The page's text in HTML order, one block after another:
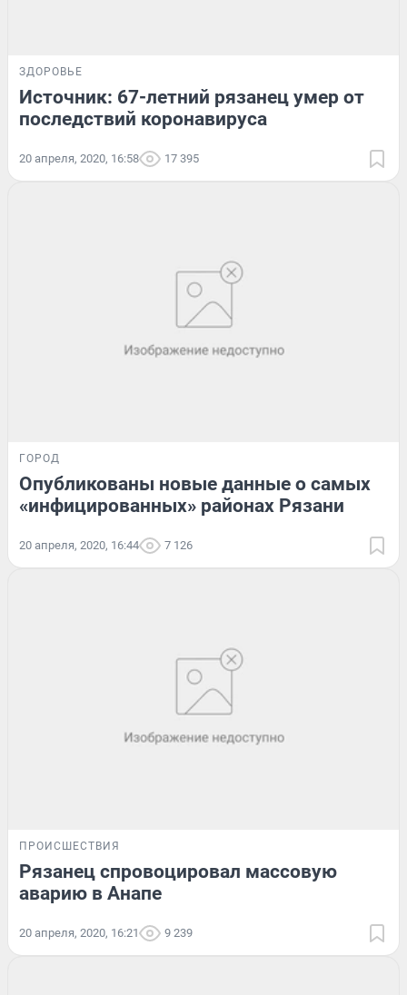
ЗДОРОВЬЕ
Источник: 67-летний рязанец умер от
последствий коронавируса
20 апреля, 2020, 16:58 17 395
ГОРОД
Опубликованы новые данные о самых
«инфицированных» районах Рязани
20 апреля, 2020, 16:44 7 126
ПРОИСШЕСТВИЯ
Рязанец спровоцировал массовую
аварию в Анапе
20 апреля, 2020, 16:21 9 239